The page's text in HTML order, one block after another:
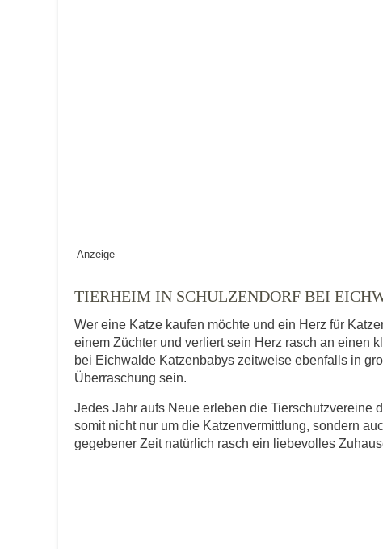
Beschreibung des Tiers
Anzeige
TIERHEIM IN SCHULZENDORF BEI
Wer eine Katze kaufen möchte und ein Herz für
einem Züchter und verliert sein Herz rasch an einen
bei Eichwalde Katzenbabys zeitweise ebenfalls in
Überraschung sein.
Jedes Jahr aufs Neue erleben die Tierschutzvereine
somit nicht nur um die Katzenvermittlung, sondern
gegebener Zeit natürlich rasch ein liebevolles